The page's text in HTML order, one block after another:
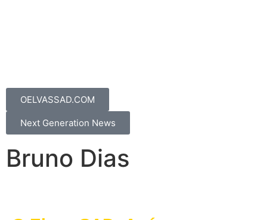
OELVASSAD.COM
Next Generation News
Bruno Dias